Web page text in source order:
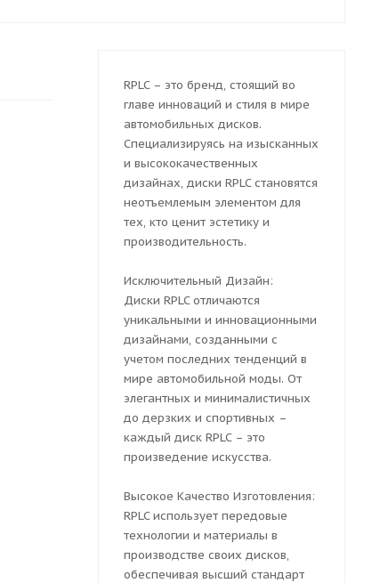
RPLC – это бренд, стоящий во
главе инноваций и стиля в мире
автомобильных дисков.
Специализируясь на изысканных
и высококачественных
дизайнах, диски RPLC становятся
неотъемлемым элементом для
тех, кто ценит эстетику и
производительность.
Исключительный Дизайн:
Диски RPLC отличаются
уникальными и инновационными
дизайнами, созданными с
учетом последних тенденций в
мире автомобильной моды. От
элегантных и минималистичных
до дерзких и спортивных –
каждый диск RPLC – это
произведение искусства.
Высокое Качество Изготовления:
RPLC использует передовые
технологии и материалы в
производстве своих дисков,
обеспечивая высший стандарт